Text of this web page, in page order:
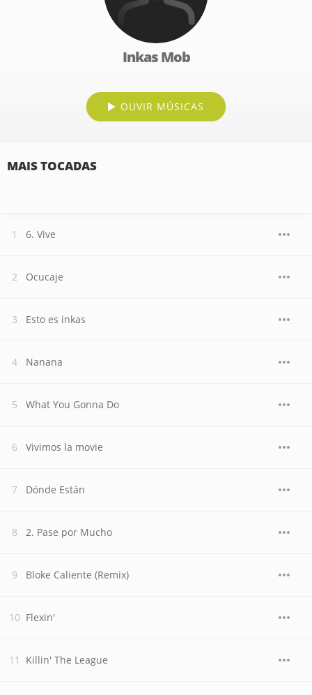
Inkas Mob
OUVIR MÚSICAS
MAIS TOCADAS
6. Vive
Ocucaje
Esto es inkas
Nanana
What You Gonna Do
Vivimos la movie
Dónde Están
2. Pase por Mucho
Bloke Caliente (Remix)
Flexin'
Killin' The League